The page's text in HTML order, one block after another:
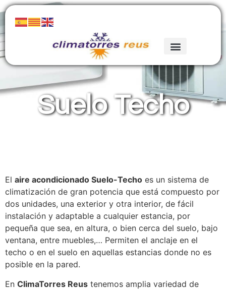
Suelo Techo
El aire acondicionado Suelo-Techo es un sistema de
climatización de gran potencia que está compuesto por
dos unidades, una exterior y otra interior, de fácil
instalación y adaptable a cualquier estancia, por
pequeña que sea, en altura, o bien cerca del suelo, bajo
ventana, entre muebles,… Permiten el anclaje en el
techo o en el suelo en aquellas estancias donde no es
posible en la pared.
En ClimaTorres Reus tenemos amplia variedad de